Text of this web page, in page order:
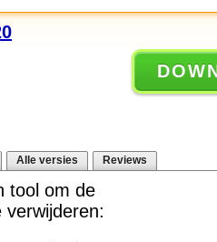
Alle versies Reviews
tool om de
verwijderen: